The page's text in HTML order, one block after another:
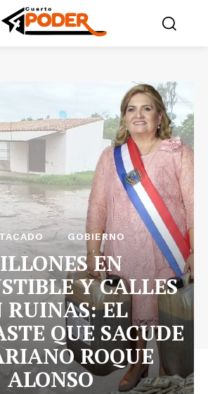
GOBIERNO
EN
Y CALLES
RUINAS: EL
QUE SACUDE
ROQUE
ALONSO